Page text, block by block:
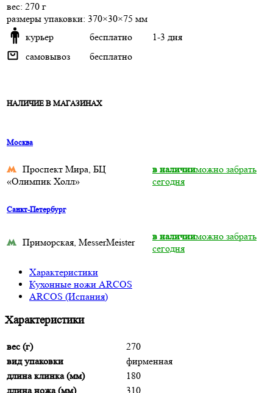
веc: 270 г
размеры упаковки: 370×30×75 мм
курьер
бесплатно
1-3 дня
самовывоз
бесплатно
НАЛИЧИЕ В МАГАЗИНАХ
Москва
Проспект Мира, БЦ
«Олимпик Холл»
в наличииможно забрать
сегодня
Санкт-Петербург
Приморская, MesserMeister
в наличииможно забрать
сегодня
Характеристики
Кухонные ножи ARCOS
ARCOS (Испания)
Характеристики
вес (г)
270
вид упаковки
фирменная
длина клинка (мм)
180
длина ножа (мм)
310